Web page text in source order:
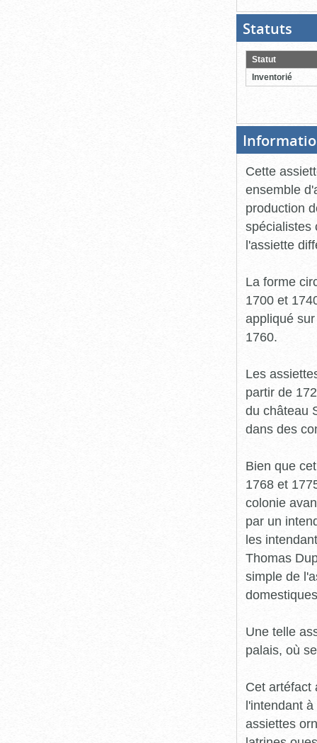
Statuts
pour
Statut
Inventorié
Cette
ensemble
production
spécialistes
l'assiette
La forme
1700 et
appliqué
1760.
Les
partir de
du château
dans des
Bien que
1768 et
colonie
par un
les
Thomas
simple de
Une telle
palais, où
Cet artéfact
l'intendant
assiettes